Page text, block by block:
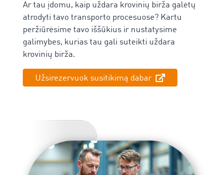
Ar tau įdomu, kaip uždara krovinių birža galėtų
atrodyti tavo transporto procesuose? Kartu
peržiūrėsime tavo iššūkius ir nustatysime
galimybes, kurias tau gali suteikti uždara
krovinių birža.
Užsirezervuok susitikimą dabar